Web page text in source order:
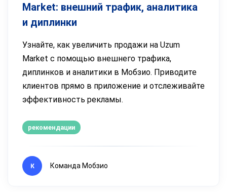
Market: внешний трафик, аналитика
и диплинки
Узнайте, как увеличить продажи на Uzum
Market с помощью внешнего трафика,
диплинков и аналитики в Мобзио. Приводите
клиентов прямо в приложение и отслеживайте
эффективность рекламы.
рекомендации
К Команда Мобзио